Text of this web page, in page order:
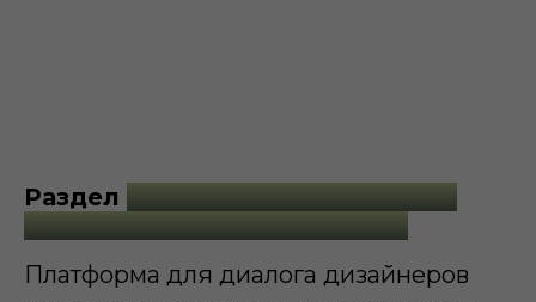
Раздел «Интерьерный текстиль,
предметы мебели и декора»
Платформа для диалога дизайнеров